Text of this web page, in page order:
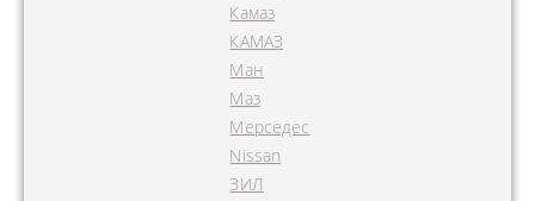
Камаз
КАМАЗ
Ман
Маз
Мерседес
Nissan
ЗИЛ